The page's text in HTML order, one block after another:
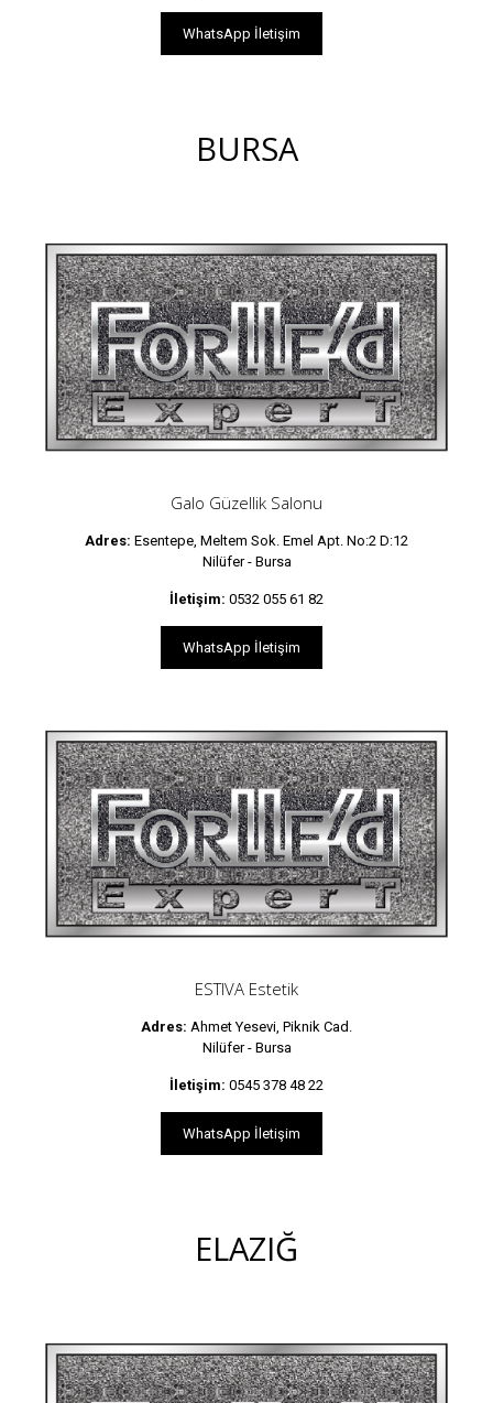
WhatsApp İletişim
BURSA
Galo Güzellik Salonu
Adres: Esentepe, Meltem Sok. Emel Apt. No:2 D:12
Nilüfer - Bursa
İletişim: 0532 055 61 82
WhatsApp İletişim
ESTIVA Estetik
Adres: Ahmet Yesevi, Piknik Cad.
Nilüfer - Bursa
İletişim: 0545 378 48 22
WhatsApp İletişim
ELAZIĞ